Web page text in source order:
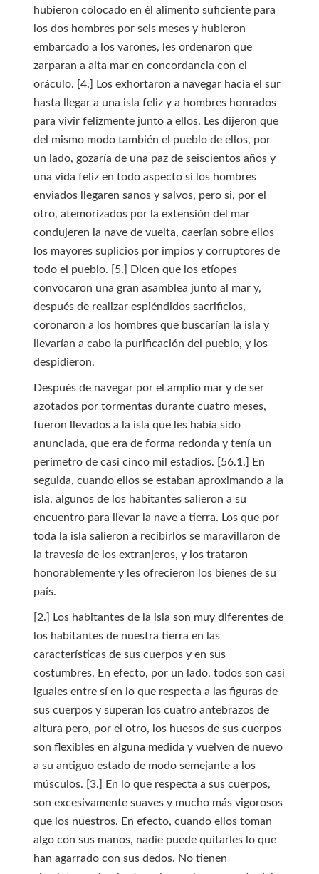
hubieron colocado en él alimento suficiente para
los dos hombres por seis meses y hubieron
embarcado a los varones, les ordenaron que
zarparan a alta mar en concordancia con el
oráculo. [4.] Los exhortaron a navegar hacia el sur
hasta llegar a una isla feliz y a hombres honrados
para vivir felizmente junto a ellos. Les dijeron que
del mismo modo también el pueblo de ellos, por
un lado, gozaría de una paz de seiscientos años y
una vida feliz en todo aspecto si los hombres
enviados llegaren sanos y salvos, pero si, por el
otro, atemorizados por la extensión del mar
condujeren la nave de vuelta, caerían sobre ellos
los mayores suplicios por impíos y corruptores de
todo el pueblo. [5.] Dicen que los etíopes
convocaron una gran asamblea junto al mar y,
después de realizar espléndidos sacrificios,
coronaron a los hombres que buscarían la isla y
llevarían a cabo la purificación del pueblo, y los
despidieron.
Después de navegar por el amplio mar y de ser
azotados por tormentas durante cuatro meses,
fueron llevados a la isla que les había sido
anunciada, que era de forma redonda y tenía un
perímetro de casi cinco mil estadios. [56.1.] En
seguida, cuando ellos se estaban aproximando a la
isla, algunos de los habitantes salieron a su
encuentro para llevar la nave a tierra. Los que por
toda la isla salieron a recibirlos se maravillaron de
la travesía de los extranjeros, y los trataron
honorablemente y les ofrecieron los bienes de su
país.
[2.] Los habitantes de la isla son muy diferentes de
los habitantes de nuestra tierra en las
características de sus cuerpos y en sus
costumbres. En efecto, por un lado, todos son casi
iguales entre sí en lo que respecta a las figuras de
sus cuerpos y superan los cuatro antebrazos de
altura pero, por el otro, los huesos de sus cuerpos
son flexibles en alguna medida y vuelven de nuevo
a su antiguo estado de modo semejante a los
músculos. [3.] En lo que respecta a sus cuerpos,
son excesivamente suaves y mucho más vigorosos
que los nuestros. En efecto, cuando ellos toman
algo con sus manos, nadie puede quitarles lo que
han agarrado con sus dedos. No tienen